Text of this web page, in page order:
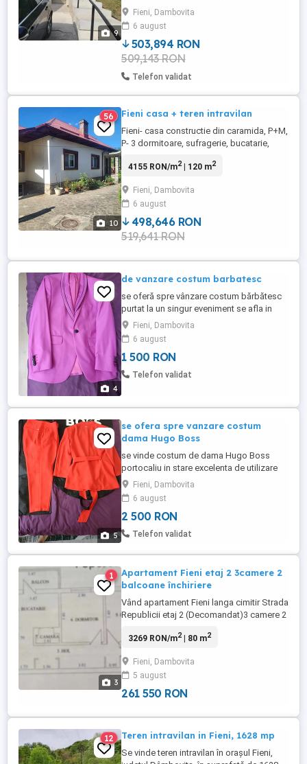
9
apa curenta si fantana cu hidrofor, energie
electrica, gaz, canalizare, teren 2539mp,
deschidere ...
Fieni, Dambovita
6 august
503,894 RON
509,143 RON
Telefon validat
10
56 Fieni casa + teren intravilan
Fieni- casa constructie din caramida, P+M,
P- 3 dormitoare, sufragerie, bucatarie,
dispune de beci, camera tehnica,
termica pe gaz si una pe lemne, izolata
exterior , mobilata si utilata, teren 2627mp,
pret 95.000Euro ...
4155 RON/m2| 120 m2
Fieni, Dambovita
6 august
498,646 RON
519,641 RON
4
de vanzare costum barbatesc
se oferă spre vânzare costum bărbătesc
purtat la un singur eveniment se afla in
stare excelenta
Fieni, Dambovita
6 august
1 500 RON
Telefon validat
5
se ofera spre vanzare costum
dama Hugo Boss
se vinde costum de dama Hugo Boss
portocaliu in stare excelenta de utilizare
fiind îmbrăcat doar la un singur eveniment
, costumul vine la pachet și cu husa
originala , la momentul achiziționării a
costat 900 euro
Fieni, Dambovita
6 august
2 500 RON
Telefon validat
3
1
Apartament Fieni etaj 2 3camere 2
balcoane închiriere
Vând apartament Fieni langa cimitir Strada
Republicii etaj 2 (Decomandat)3 camere 2
Renovare Completa . Îl puteți face după
la cheie . Ofer și pre închiriere! Whatsapp:
3269 RON/m2| 80 m2
Fieni, Dambovita
5 august
261 550 RON
12 Teren intravilan in Fieni, 1628 mp
Se vinde teren intravilan în orașul Fieni,